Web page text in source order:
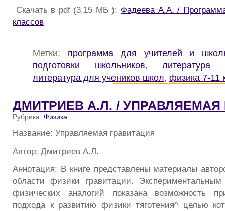
Скачать в pdf (3,15 МБ ): Фадеева А.А. /
классов
Метки: программа для учителей и
подготовки школьников,
литература для учеников школ, физика 7-11
ДМИТРИЕВ А.Л. / УПРАВЛЯЕМАЯ
Рубрика: Физика
Название: Управляемая гравитация
Автор: Дмитриев А.Л.
Аннотация: В книге представлены материалы
области физики гравитации.
физических аналогий показана возможность
подхода к развитию физики тяготения^ целью